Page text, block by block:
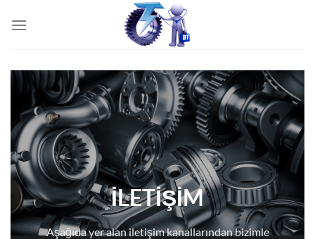
atla
İLETİŞİM
Aşağıda yer alan iletişim kanallarından bizimle